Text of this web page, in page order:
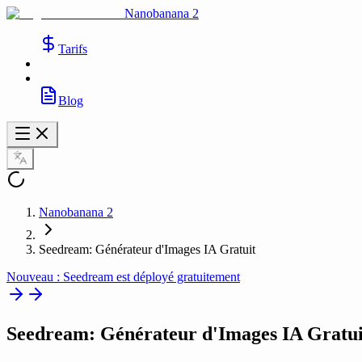
Nanobanana 2
Tarifs
Blog
Nanobanana 2
Seedream: Générateur d'Images IA Gratuit
Nouveau : Seedream est déployé gratuitement
Seedream: Générateur d'Images IA